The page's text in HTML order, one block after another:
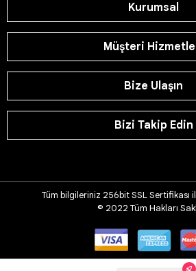
Kurumsal
Müşteri
Bize Ulaşın
Bizi Takip Edin
Tüm bilgileriniz 256bit SSL Sertifikası
© 2022 Tüm Hakları